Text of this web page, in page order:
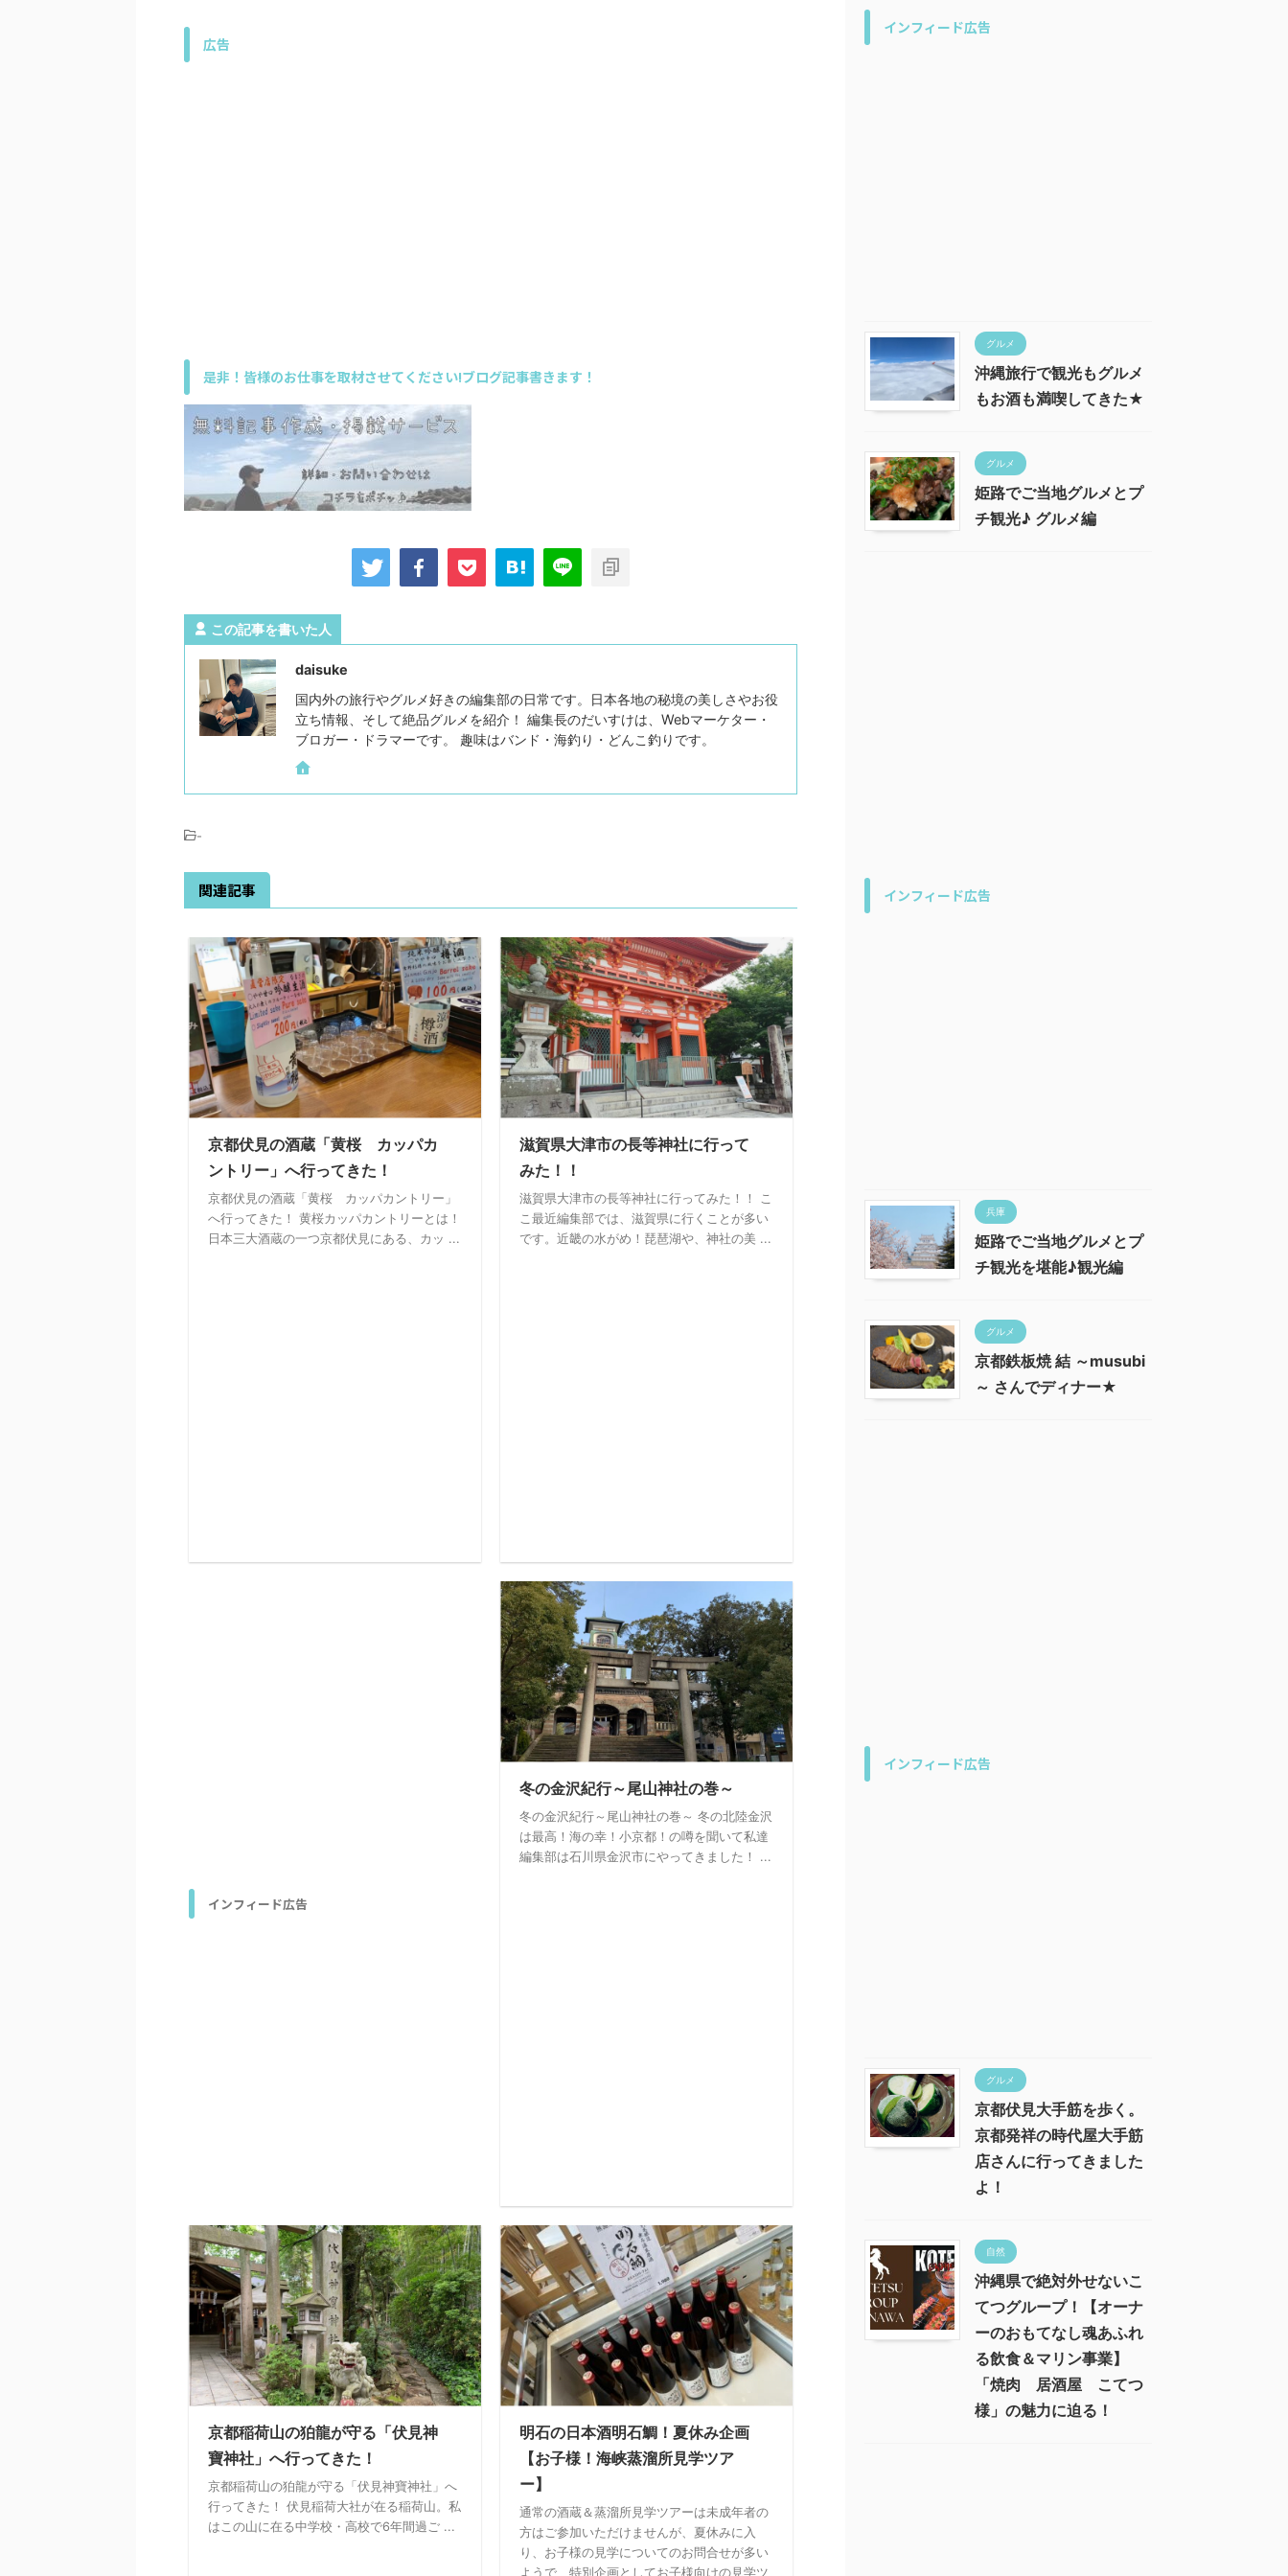
広告
是非！皆様のお仕事を取材させてください!ブログ記事書きます！
この記事を書いた人
daisuke
国内外の旅行やグルメ好きの編集部の日常です。日本各地の秘境の美しさやお役
立ち情報、そして絶品グルメを紹介！ 編集長のだいすけは、Webマーケター・
ブロガー・ドラマーです。 趣味はバンド・海釣り・どんこ釣りです。
-
関連記事
京都伏見の酒蔵「黄桜 カッパカ
ントリー」へ行ってきた！
京都伏見の酒蔵「黄桜 カッパカントリー」
へ行ってきた！ 黄桜カッパカントリーとは！
日本三大酒蔵の一つ京都伏見にある、カッ ...
滋賀県大津市の長等神社に行って
みた！！
滋賀県大津市の長等神社に行ってみた！！ こ
こ最近編集部では、滋賀県に行くことが多い
です。近畿の水がめ！琵琶湖や、神社の美 ...
インフィード広告
冬の金沢紀行～尾山神社の巻～
冬の金沢紀行～尾山神社の巻～ 冬の北陸金沢
は最高！海の幸！小京都！の噂を聞いて私達
編集部は石川県金沢市にやってきました！ ...
京都稲荷山の狛龍が守る「伏見神
寶神社」へ行ってきた！
京都稲荷山の狛龍が守る「伏見神寶神社」へ
行ってきた！ 伏見稲荷大社が在る稲荷山。私
はこの山に在る中学校・高校で6年間過ご ...
明石の日本酒明石鯛！夏休み企画
【お子様！海峡蒸溜所見学ツア
ー】
通常の酒蔵＆蒸溜所見学ツアーは未成年者の
方はご参加いただけませんが、夏休みに入
り、お子様の見学についてのお問合せが多い
ようで、特別企画としてお子様向けの見学ツ
インフィード広告
グルメ
沖縄旅行で観光もグルメ
もお酒も満喫してきた★
グルメ
姫路でご当地グルメとプ
チ観光♪ グルメ編
インフィード広告
兵庫
姫路でご当地グルメとプ
チ観光を堪能♪観光編
グルメ
京都鉄板焼 結 ～musubi
～ さんでディナー★
インフィード広告
グルメ
京都伏見大手筋を歩く。
京都発祥の時代屋大手筋
店さんに行ってきました
よ！
自然
沖縄県で絶対外せないこ
てつグループ！【オーナ
ーのおもてなし魂あふれ
る飲食＆マリン事業】
「焼肉 居酒屋 こてつ
様」の魅力に迫る！